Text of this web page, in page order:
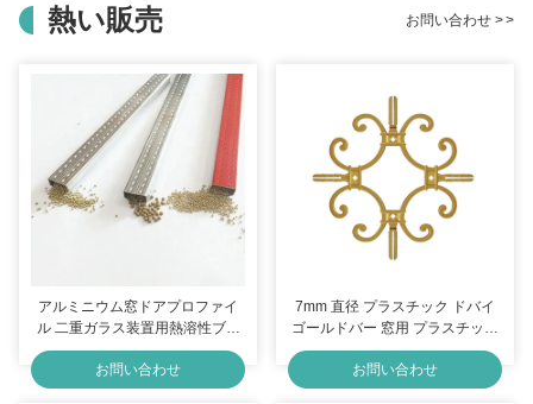
熱い販売 お問い合わせ >>
アルミニウム窓ドアプロファイ
ル 二重ガラス装置用熱溶性ブチ
ルゴム密封剤
お問い合わせ
7mm 直径 プラスチック ドバイ
ゴールドバー 窓用 プラスチック
素材
お問い合わせ